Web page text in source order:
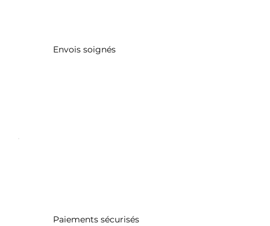
Envois soignés
Paiements sécurisés